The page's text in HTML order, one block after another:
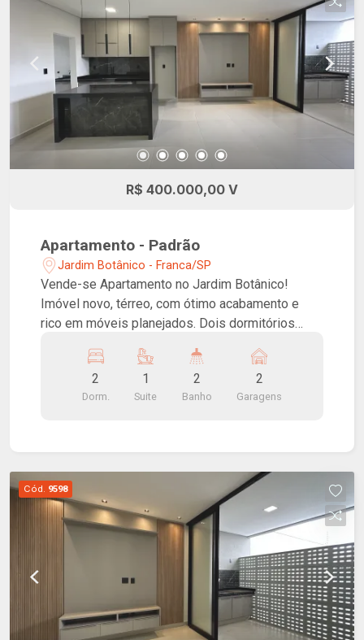
R$ 400.000,00 V
Apartamento - Padrão
Jardim Botânico - Franca/SP
Vende-se Apartamento no Jardim Botânico!
Imóvel novo, térreo, com ótimo acabamento e
rico em móveis planejados. Dois dormitórios
lavanderia e duas vagas de garagem.
2
Dorm.
1
Suite
2
Banho
2
Garagens
Cód. 9598